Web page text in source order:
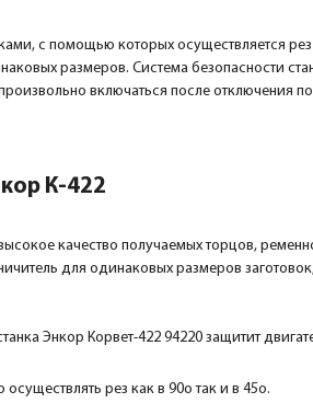
с помощью которых осуществляется
размеров. Система безопасности
включаться после отключения
К-422
качество получаемых торцов,
для одинаковых размеров
Энкор Корвет-422 94220 защитит
рез как в 90о так и в 45о.